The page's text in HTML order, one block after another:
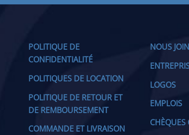
POLITIQUE DE
CONFIDENTIALITÉ
POLITIQUES DE LOCATION
POLITIQUE DE RETOUR ET
DE REMBOURSEMENT
COMMANDE ET LIVRAISON
NOUS
LOGOS
EMPLOIS
CHÈQUES